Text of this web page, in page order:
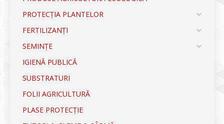
PROTECȚIA PLANTELOR
FERTILIZANȚI
SEMINȚE
IGIENĂ PUBLICĂ
SUBSTRATURI
FOLII AGRICULTURĂ
PLASE PROTECȚIE